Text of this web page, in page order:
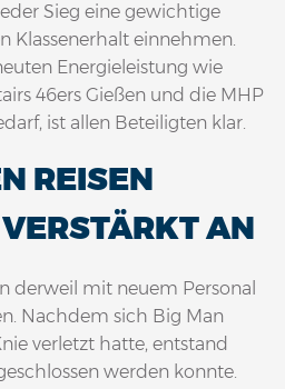
Sieg eine gewichtige
Klassenerhalt einnehmen.
Energieleistung wie
46ers Gießen und die MHP
ist allen Beteiligten klar.
REISEN
AN
derweil mit neuem Personal
Nachdem sich Big Man
verletzt hatte, entstand
werden konnte.